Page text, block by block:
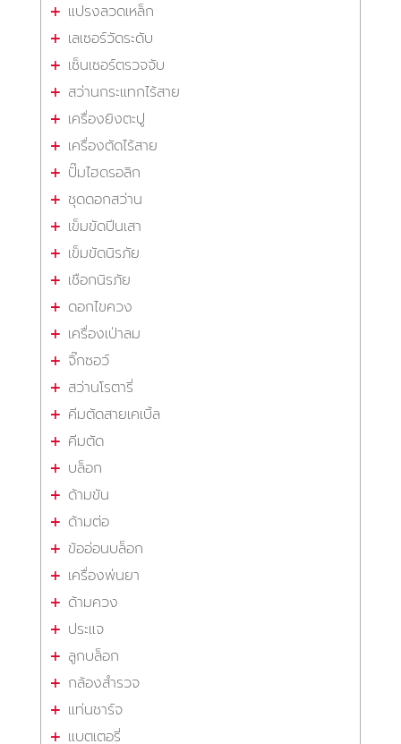
แปรงลวดเหล็ก
เลเซอร์วัดระดับ
เซ็นเซอร์ตรวจจับ
สว่านกระแทกไร้สาย
เครื่องยิงตะปู
เครื่องตัดไร้สาย
ปั๊มไฮดรอลิก
ชุดดอกสว่าน
เข็มขัดปีนเสา
เข็มขัดนิรภัย
เชือกนิรภัย
ดอกไขควง
เครื่องเป่าลม
จิ๊กซอว์
สว่านโรตารี่
คีมตัดสายเคเบิ้ล
คีมตัด
บล็อก
ด้ามขัน
ด้ามต่อ
ข้ออ่อนบล็อก
เครื่องพ่นยา
ด้ามควง
ประแจ
ลูกบล็อก
กล้องสำรวจ
แท่นชาร์จ
แบตเตอรี่